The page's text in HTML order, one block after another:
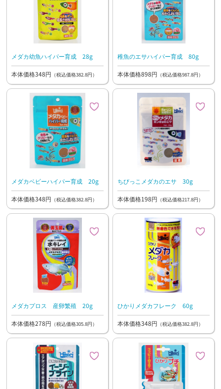
メダカ幼魚ハイパー育成 28g
本体価格348円 （税込価格382.8円）
稚魚のエサハイパー育成 80g
本体価格898円 （税込価格987.8円）
メダカベビーハイパー育成 20g
本体価格348円 （税込価格382.8円）
ちびっこメダカのエサ 30g
本体価格198円 （税込価格217.8円）
メダカプロス 産卵繁殖 20g
本体価格278円 （税込価格305.8円）
ひかりメダカフレーク 60g
本体価格348円 （税込価格382.8円）